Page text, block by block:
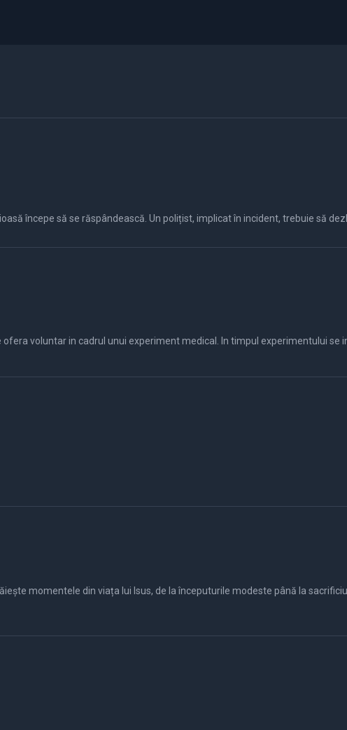
începe să se răspândească. Un polițist, implicat în incident, trebuie să
momentele din viața lui Isus, de la începuturile modeste până la